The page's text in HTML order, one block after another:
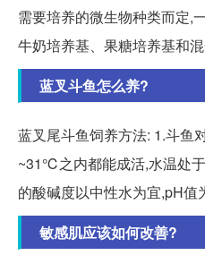
需要培养的微生物种类而定,
牛奶培养基、果糖培养基和混
蓝叉斗鱼怎么养?
蓝叉尾斗鱼饲养方法: 1.斗鱼
~31℃之内都能成活,水温处
的酸碱度以中性水为宜,pH值
敏感肌应该如何改善?